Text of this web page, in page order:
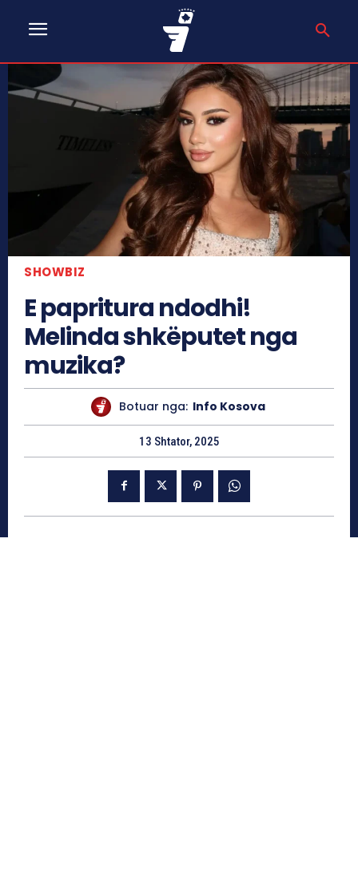
SHOWBIZ
E papritura ndodhi!
Melinda shkëputet nga
muzika?
Botuar nga: Info Kosova
13 Shtator, 2025